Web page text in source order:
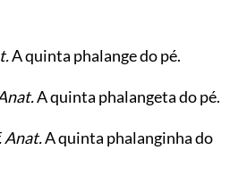
A quinta phalange do pé.
A quinta phalangeta do pé.
Anat.A quinta phalanginha do